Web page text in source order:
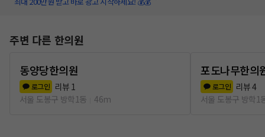
주변 다른 한의원
동양당한의원
로그인 리뷰 1
서울 도봉구 방학1동
46m
포도나무한의
로그인 리뷰4
서울 도봉구 방학1